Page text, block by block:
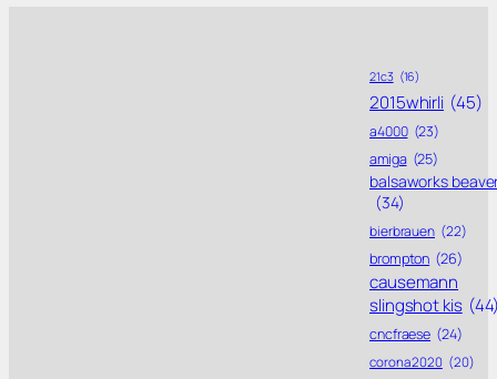
21c3 (16)
2015whirli (45)
a4000 (23)
amiga (25)
balsaworks
(34)
bierbrauen (22)
brompton (26)
causemann
slingshot kis
cncfraese (24)
corona 2020 (20)